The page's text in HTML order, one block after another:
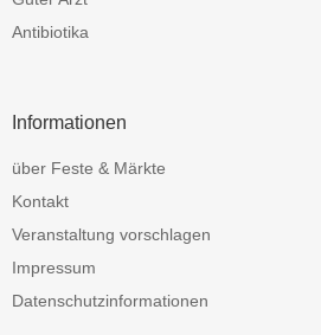
Antibiotika
Informationen
über Feste & Märkte
Kontakt
Veranstaltung vorschlagen
Impressum
Datenschutzinformationen